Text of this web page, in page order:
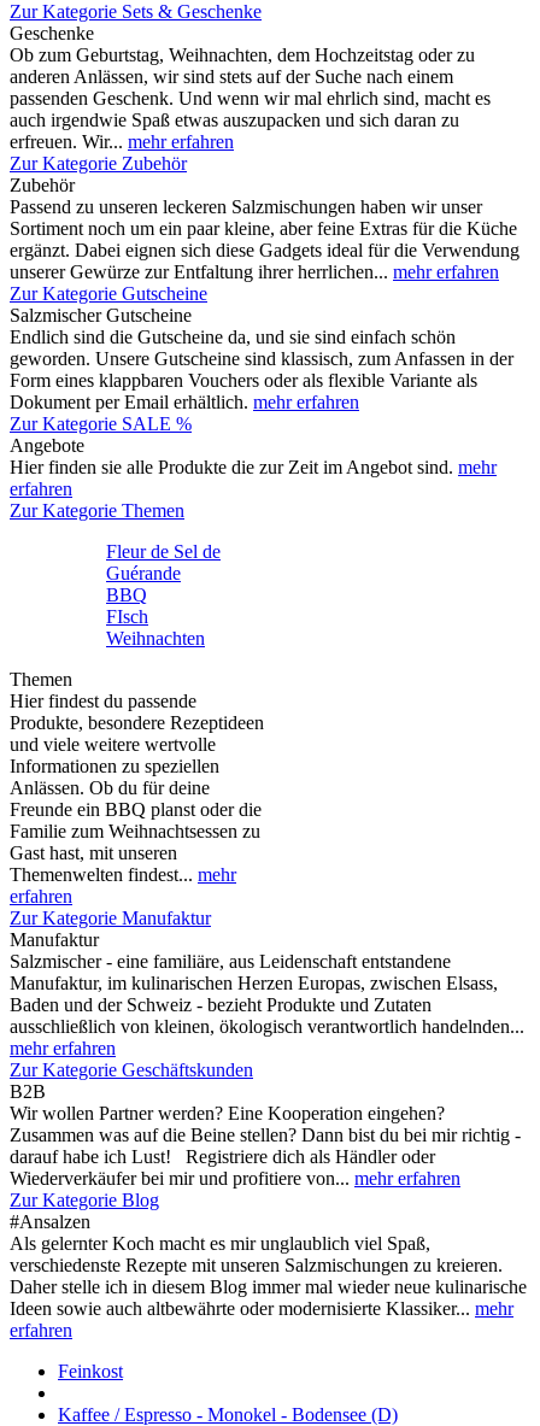
Zur Kategorie Sets & Geschenke
Geschenke
Ob zum Geburtstag, Weihnachten, dem Hochzeitstag oder zu
anderen Anlässen, wir sind stets auf der Suche nach einem
passenden Geschenk. Und wenn wir mal ehrlich sind, macht es
auch irgendwie Spaß etwas auszupacken und sich daran zu
erfreuen. Wir... mehr erfahren
Zur Kategorie Zubehör
Zubehör
Passend zu unseren leckeren Salzmischungen haben wir unser
Sortiment noch um ein paar kleine, aber feine Extras für die Küche
ergänzt. Dabei eignen sich diese Gadgets ideal für die Verwendung
unserer Gewürze zur Entfaltung ihrer herrlichen... mehr erfahren
Zur Kategorie Gutscheine
Salzmischer Gutscheine
Endlich sind die Gutscheine da, und sie sind einfach schön
geworden. Unsere Gutscheine sind klassisch, zum Anfassen in der
Form eines klappbaren Vouchers oder als flexible Variante als
Dokument per Email erhältlich. mehr erfahren
Zur Kategorie SALE %
Angebote
Hier finden sie alle Produkte die zur Zeit im Angebot sind. mehr
erfahren
Zur Kategorie Themen
Fleur de Sel de
Guérande
BBQ
FIsch
Weihnachten
Themen
Hier findest du passende
Produkte, besondere Rezeptideen
und viele weitere wertvolle
Informationen zu speziellen
Anlässen. Ob du für deine
Freunde ein BBQ planst oder die
Familie zum Weihnachtsessen zu
Gast hast, mit unseren
Themenwelten findest... mehr
erfahren
Zur Kategorie Manufaktur
Manufaktur
Salzmischer - eine familiäre, aus Leidenschaft entstandene
Manufaktur, im kulinarischen Herzen Europas, zwischen Elsass,
Baden und der Schweiz - bezieht Produkte und Zutaten
ausschließlich von kleinen, ökologisch verantwortlich handelnden...
mehr erfahren
Zur Kategorie Geschäftskunden
B2B
Wir wollen Partner werden? Eine Kooperation eingehen?
Zusammen was auf die Beine stellen? Dann bist du bei mir richtig -
darauf habe ich Lust! Registriere dich als Händler oder
Wiederverkäufer bei mir und profitiere von... mehr erfahren
Zur Kategorie Blog
#Ansalzen
Als gelernter Koch macht es mir unglaublich viel Spaß,
verschiedenste Rezepte mit unseren Salzmischungen zu kreieren.
Daher stelle ich in diesem Blog immer mal wieder neue kulinarische
Ideen sowie auch altbewährte oder modernisierte Klassiker... mehr
erfahren
Feinkost
Kaffee / Espresso - Monokel - Bodensee (D)